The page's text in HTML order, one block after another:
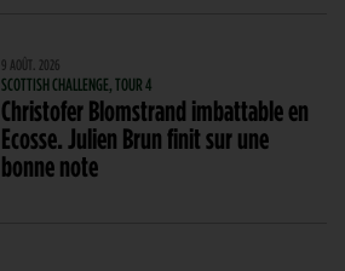
9 AOÛT. 2026
SCOTTISH CHALLENGE, TOUR 4
Christofer Blomstrand imbattable en
Ecosse. Julien Brun finit sur une
bonne note